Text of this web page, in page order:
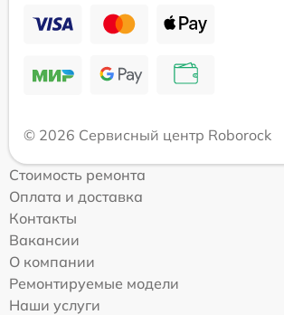
© 2026 Сервисный центр Roborock
Стоимость ремонта
Оплата и доставка
Контакты
Вакансии
О компании
Ремонтируемые модели
Наши услуги